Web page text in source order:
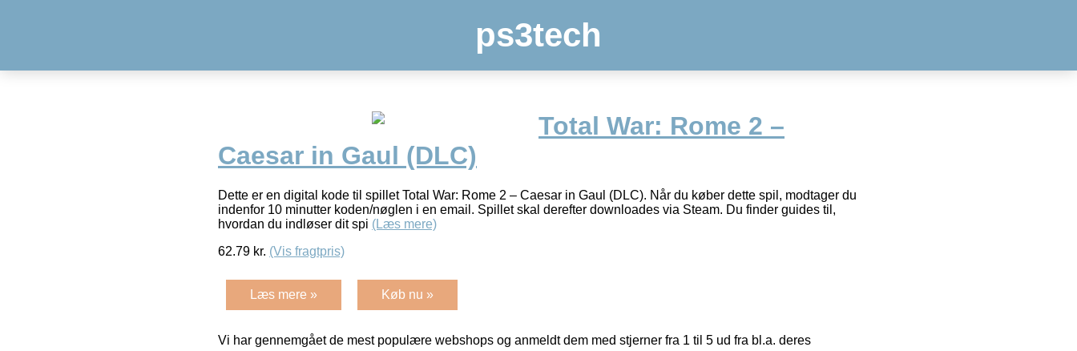
ps3tech
Total War: Rome 2 –
Caesar in Gaul (DLC)
Dette er en digital kode til spillet Total War: Rome 2 – Caesar in Gaul (DLC). Når du køber dette spil, modtager du
indenfor 10 minutter koden/nøglen i en email. Spillet skal derefter downloades via Steam. Du finder guides til,
hvordan du indløser dit spi (Læs mere)
62.79 kr. (Vis fragtpris)
Læs mere » Køb nu »
Vi har gennemgået de mest populære webshops og anmeldt dem med stjerner fra 1 til 5 ud fra bl.a. deres